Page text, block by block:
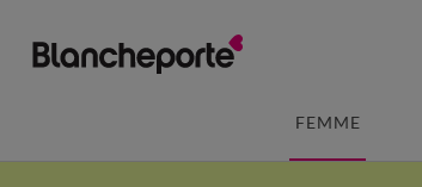
FEMME